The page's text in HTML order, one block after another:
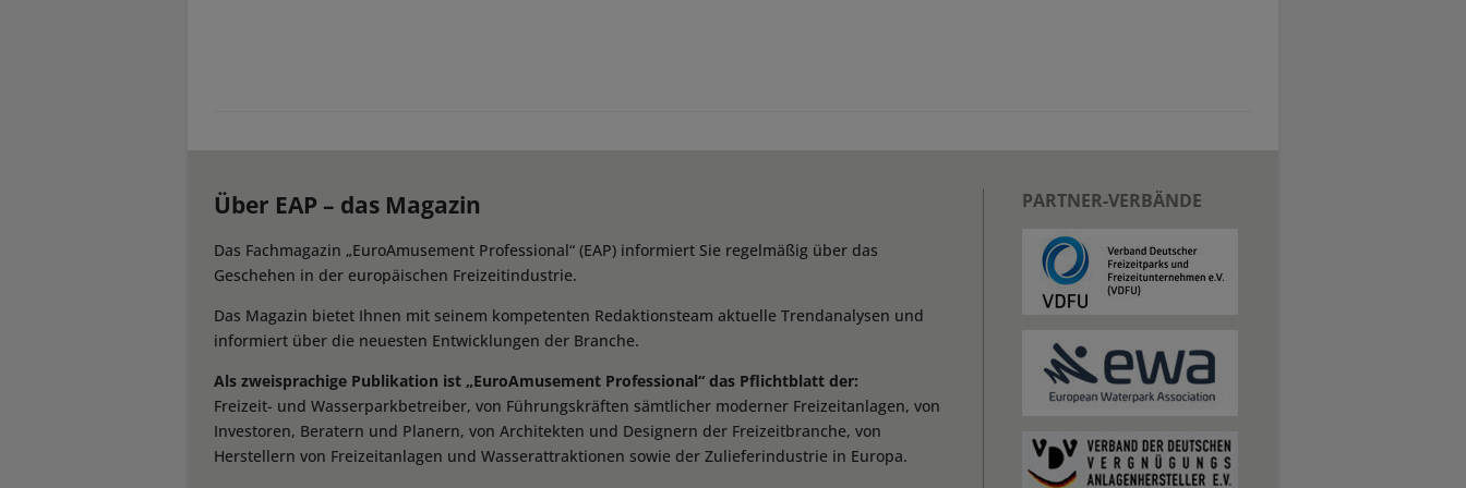
Über EAP – das Magazin
Das Fachmagazin „EuroAmusement Professional“ (EAP) informiert Sie regelmäßig über das
Geschehen in der europäischen Freizeitindustrie.
Das Magazin bietet Ihnen mit seinem kompetenten Redaktionsteam aktuelle Trendanalysen und
informiert über die neuesten Entwicklungen der Branche.
Als zweisprachige Publikation ist „EuroAmusement Professional“ das Pflichtblatt der:
Freizeit- und Wasserparkbetreiber, von Führungskräften sämtlicher moderner Freizeitanlagen, von
Investoren, Beratern und Planern, von Architekten und Designern der Freizeitbranche, von
Herstellern von Freizeitanlagen und Wasserattraktionen sowie der Zulieferindustrie in Europa.
PARTNER-VERBÄNDE